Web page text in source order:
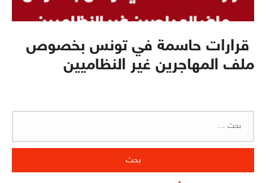
قرارات حاسمة في تونس بخصوص
ملف المهاجرين غير النظاميين